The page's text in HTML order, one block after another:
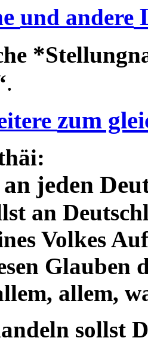
und andere
*
.
zum
:
jeden
Volkes
Glauben
allem,
sollst